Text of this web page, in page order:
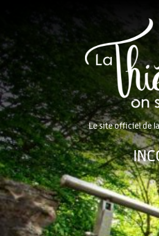
Le site officiel de